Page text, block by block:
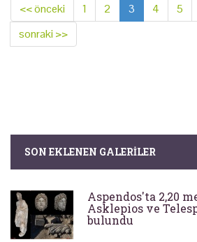
<< önceki 1 2 3 4 5
sonraki >>
SON EKLENEN GALERILER
Aspendos'ta 2,20
Asklepios ve
bulundu